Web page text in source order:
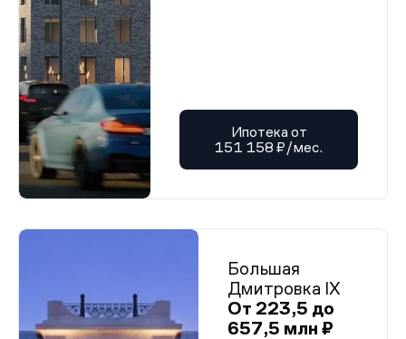
Ипотека от
151 158 ₽/мес.
Большая
Дмитровка IX
От 223,5 до
657,5 млн ₽